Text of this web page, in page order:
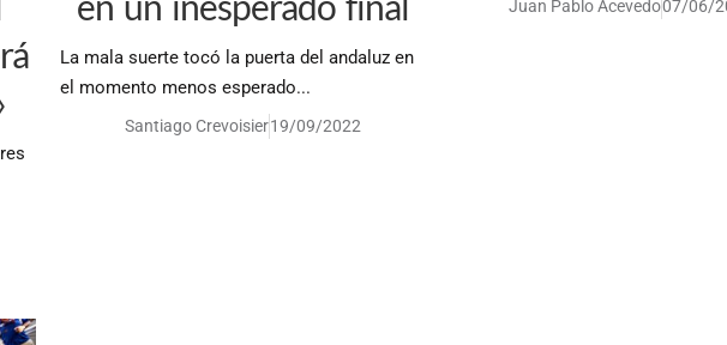
La mala suerte tocó la puerta del andaluz en
el momento menos esperado...
Santiago Crevoisier19/09/2022
Juan Pablo Acevedo07/06/